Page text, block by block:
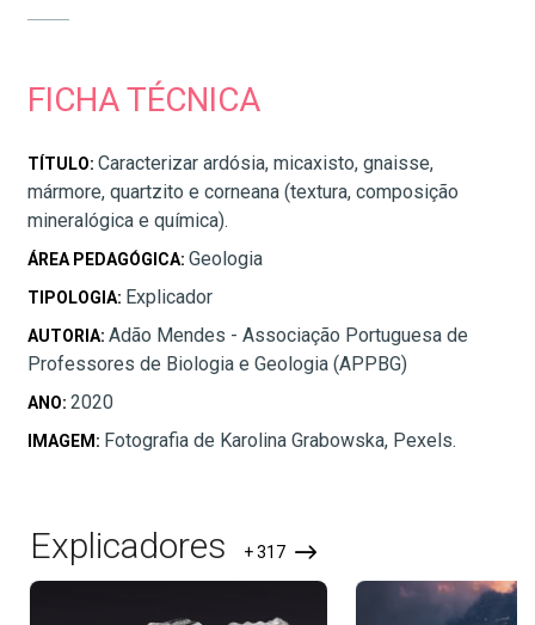
FICHA TÉCNICA
TÍTULO: Caracterizar ardósia, micaxisto, gnaisse,
mármore, quartzito e corneana (textura, composição
mineralógica e química).
ÁREA PEDAGÓGICA: Geologia
TIPOLOGIA: Explicador
AUTORIA: Adão Mendes - Associação Portuguesa de
Professores de Biologia e Geologia (APPBG)
ANO: 2020
IMAGEM: Fotografia de Karolina Grabowska, Pexels.
Explicadores + 317